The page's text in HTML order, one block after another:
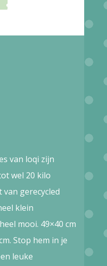
van loqi zijn
wel 20 kilo
gerecycled
klein
mooi. 49×40 cm
Stop hem in je
leuke